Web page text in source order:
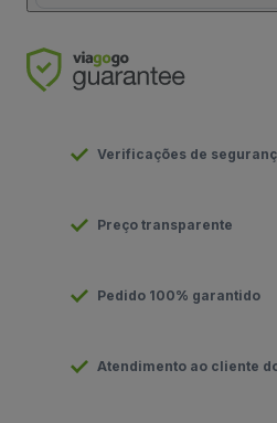
Verificações de
Preço transparente
Pedido 100% garantido
Atendimento ao cliente